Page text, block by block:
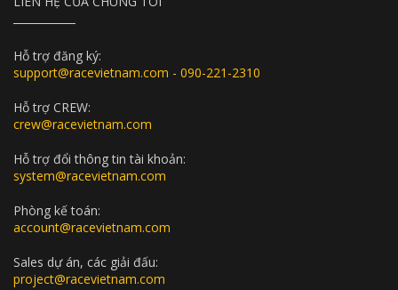
Hỗ trợ đăng ký:
support@racevietnam.com - 090-221-2310
Hỗ trợ CREW:
crew@racevietnam.com
Hỗ trợ đổi thông tin tài khoản:
system@racevietnam.com
Phòng kế toán:
account@racevietnam.com
Sales dự án, các giải đấu:
project@racevietnam.com